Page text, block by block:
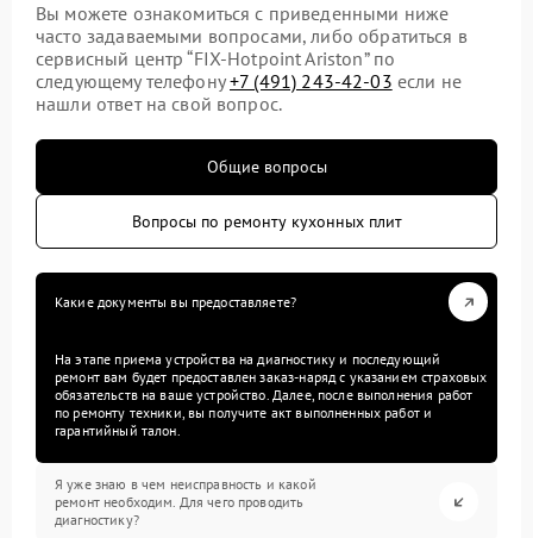
Вы можете ознакомиться с приведенными ниже
часто задаваемыми вопросами, либо обратиться в
сервисный центр “FIX-Hotpoint Ariston” по
следующему телефону+7 (491) 243-42-03 если не
нашли ответ на свой вопрос.
Общие вопросы
Вопросы по ремонту кухонных плит
Какие документы вы предоставляете?
На этапе приема устройства на диагностику и последующий
ремонт вам будет предоставлен заказ-наряд с указанием страховых
обязательств на ваше устройство. Далее, после выполнения работ
по ремонту техники, вы получите акт выполненных работ и
гарантийный талон.
Я уже знаю в чем неисправность и какой
ремонт необходим. Для чего проводить
диагностику?